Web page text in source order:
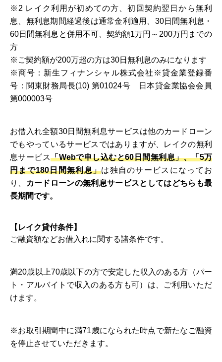
※2 レイク利用が初めての方、初回契約翌日から無利
息、無利息期間経過後は通常金利適用、30日間無利息・
60日間無利息と併用不可、契約額1万円～200万円までの
方
※ご契約額が200万超の方は30日無利息のみになります
※商号：新生フィナンシャル株式会社※貸金業登録番
号：関東財務局長(10) 第01024号 日本貸金業協会会員
第000003号
お借入れ全額30日間無利息サービスは他のカードローン
でもやっているサービスではありますが、レイクの無利
息サービス「Webで申し込むと60日間無利息」、「5万
円まで180日間無利息」は独自のサービスになってお
り、
カードローンの無利息サービスとしてはどちらも最
長期間です。
【レイク貸付条件】
ご融資額などお借入れに関する諸条件です。
満20歳以上70歳以下の方で安定した収入のある方（パー
ト・アルバイトで収入のある方も可）は、ご利用いただ
けます。
※お取引期間中に満71歳になられた時点で新たなご融資
を停止させていただきます。